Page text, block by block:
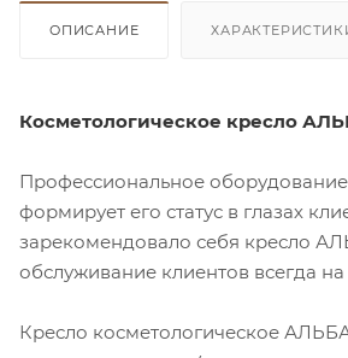
ОПИСАНИЕ
Косметологическое кресло
Профессиональное
формирует его статус в глазах
зарекомендовало себя кресло
обслуживание клиентов всегда
Кресло косметологическое